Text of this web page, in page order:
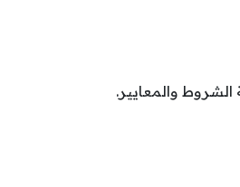
والمعايير.